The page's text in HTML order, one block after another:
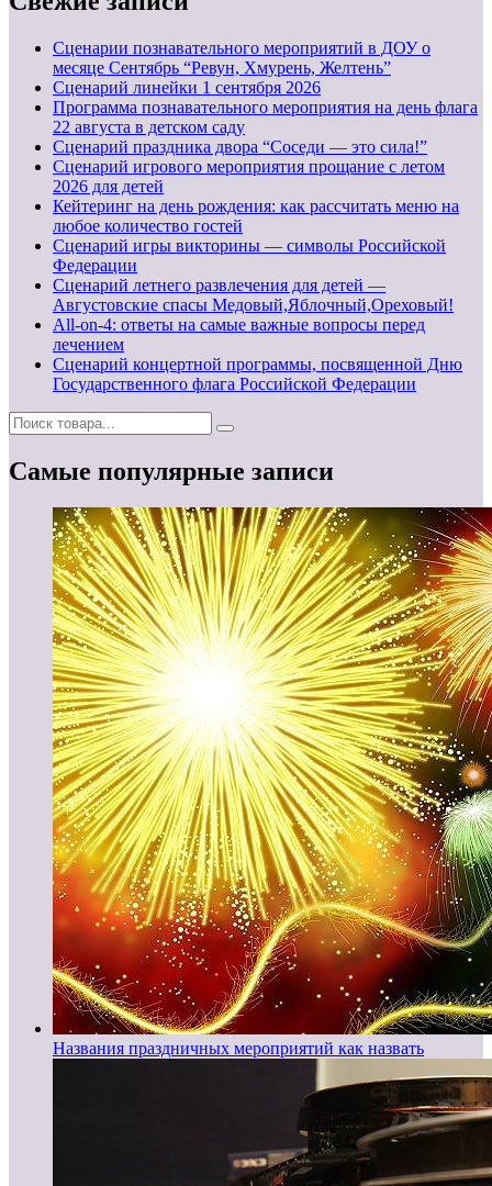
Сценарии познавательного мероприятий в ДОУ о
месяце Сентябрь “Ревун, Хмурень, Желтень”
Cценарий линейки 1 сентября 2026
Программа познавательного мероприятия на день флага
22 августа в детском саду
Сценарий праздника двора “Соседи — это сила!”
Сценарий игрового мероприятия прощание с летом
2026 для детей
Кейтеринг на день рождения: как рассчитать меню на
любое количество гостей
Сценарий игры викторины — символы Российской
Федерации
Сценарий летнего развлечения для детей —
Августовские спасы Медовый,Яблочный,Ореховый!
All-on-4: ответы на самые важные вопросы перед
лечением
Сценарий концертной программы, посвященной Дню
Государственного флага Российской Федерации
Самые популярные записи
Названия праздничных мероприятий как назвать